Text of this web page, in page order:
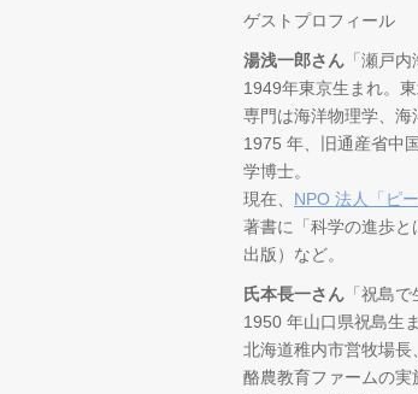
ゲストプロフィール
湯浅一郎さん 「瀬戸
1949年東京生まれ。
専門は海洋物理学、海
1975 年、旧通産省中
学博士。
現在、 NPO 法人「ピー
著書に「科学の進歩
出版）など。
氏本長一さん 「祝島で
1950 年山口県祝島生
北海道稚内市営牧場長
酪農教育ファームの実